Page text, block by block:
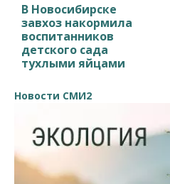
В Новосибирске
завхоз накормила
воспитанников
детского сада
тухлыми яйцами
Новости СМИ2